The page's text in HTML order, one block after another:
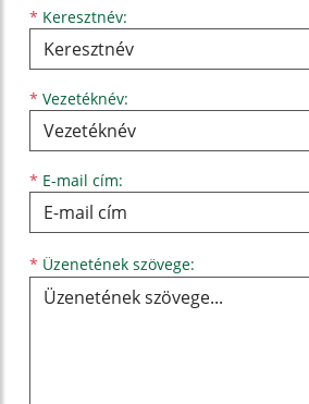
* Keresztnév:
Keresztnév
* Vezetéknév:
Vezetéknév
* E-mail cím:
E-mail cím
* Üzenetének szövege: